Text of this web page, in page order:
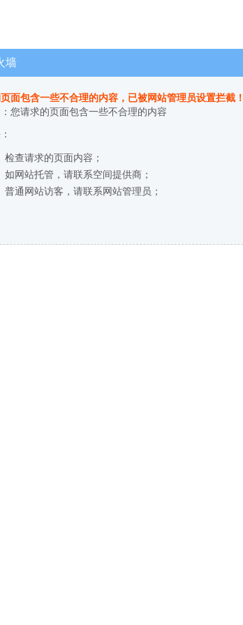
墙
面包含一些不合理的内容，已被网站管理员设置拦截
您请求的页面包含一些不合理的内容
检查请求的页面内容；
如网站托管，请联系空间提供商；
普通网站访客，请联系网站管理员；